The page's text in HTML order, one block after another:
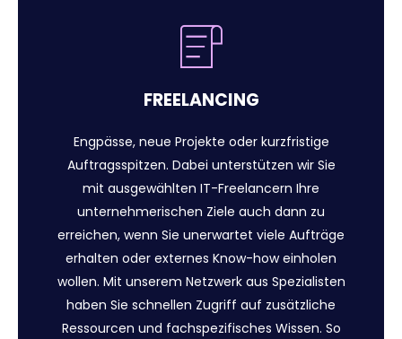
FREELANCING
Engpässe, neue Projekte oder kurzfristige
Auftragsspitzen. Dabei unterstützen wir Sie
mit ausgewählten IT-Freelancern Ihre
unternehmerischen Ziele auch dann zu
erreichen, wenn Sie unerwartet viele Aufträge
erhalten oder externes Know-how einholen
wollen. Mit unserem Netzwerk aus Spezialisten
haben Sie schnellen Zugriff auf zusätzliche
Ressourcen und fachspezifisches Wissen. So